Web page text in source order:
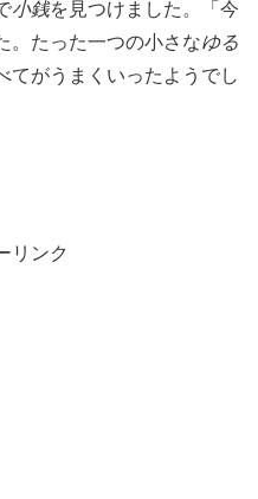
小銭を見つけました。「今
。たった一つの小さなゆる
てがうまくいったようでし
リンク